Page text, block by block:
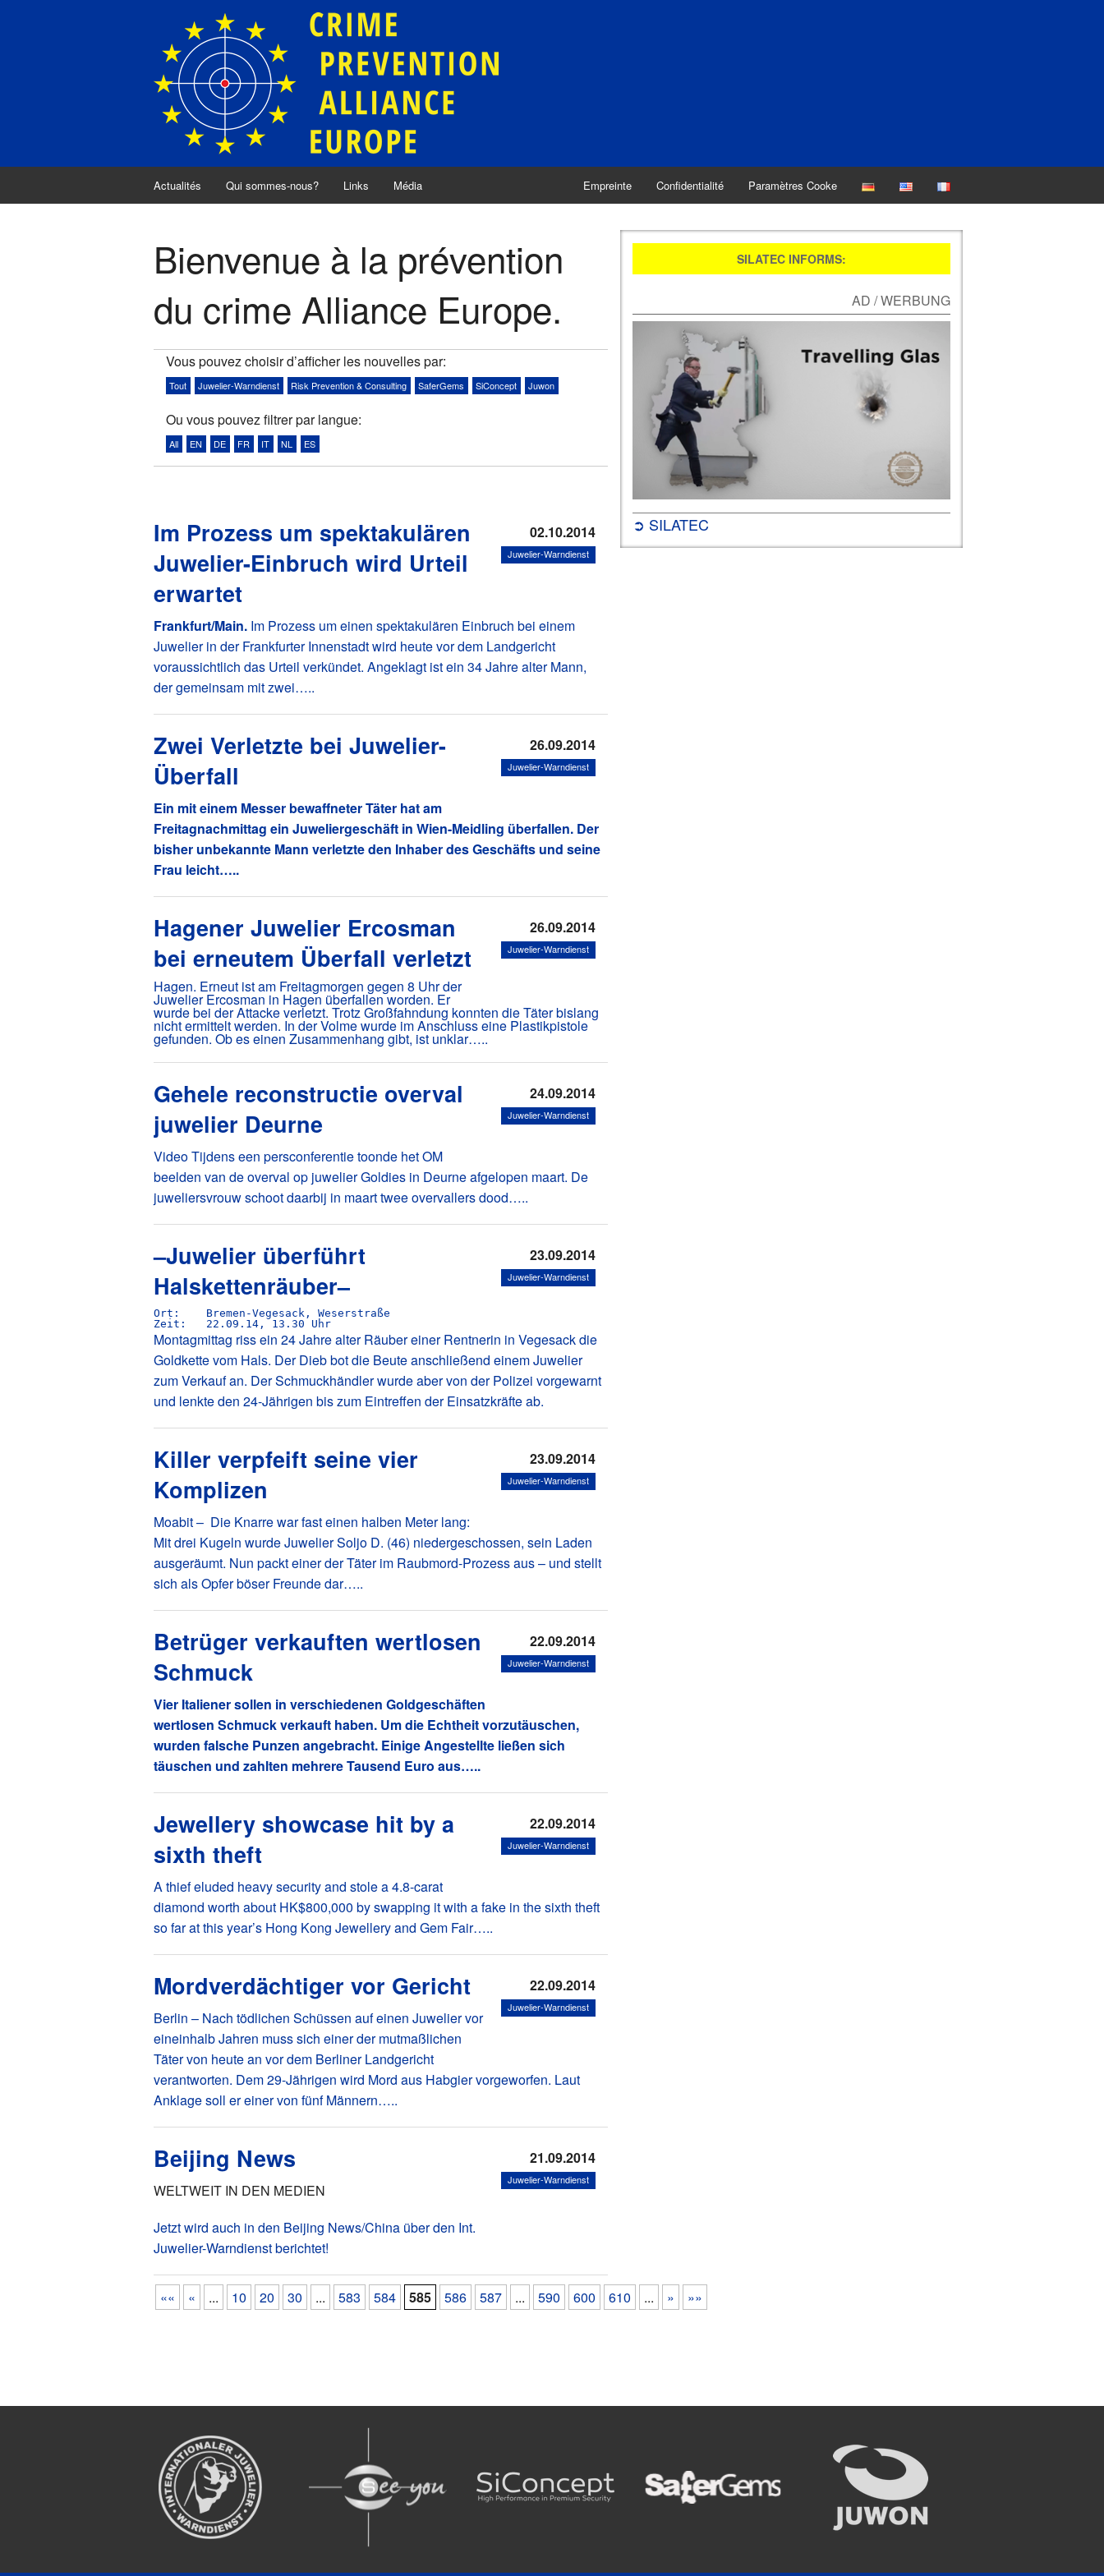
Empreinte Confidentialité Paramètres Cooke
Actualités Qui sommes-nous? Links Média
Bienvenue à la prévention
du crime Alliance Europe.
Vous pouvez choisir d’afficher les nouvelles par:
Tout Juwelier-Warndienst Risk Prevention & Consulting SaferGems SiConcept Juwon
Ou vous pouvez filtrer par langue:
All EN DE FR IT NL ES
02.10.2014
Juwelier-Warndienst
Im Prozess um spektakulären
Juwelier-Einbruch wird Urteil
erwartet
Frankfurt/Main. Im Prozess um einen spektakulären Einbruch bei einem
Juwelier in der Frankfurter Innenstadt wird heute vor dem Landgericht
voraussichtlich das Urteil verkündet. Angeklagt ist ein 34 Jahre alter Mann,
der gemeinsam mit zwei…..
26.09.2014
Juwelier-Warndienst
Zwei Verletzte bei Juwelier-
Überfall
Ein mit einem Messer bewaffneter Täter hat am
Freitagnachmittag ein Juweliergeschäft in Wien-Meidling überfallen. Der
bisher unbekannte Mann verletzte den Inhaber des Geschäfts und seine
Frau leicht…..
26.09.2014
Juwelier-Warndienst
Hagener Juwelier Ercosman
bei erneutem Überfall verletzt
Hagen. Erneut ist am Freitagmorgen gegen 8 Uhr der
Juwelier Ercosman in Hagen überfallen worden. Er
wurde bei der Attacke verletzt. Trotz Großfahndung konnten die Täter bislang
nicht ermittelt werden. In der Volme wurde im Anschluss eine Plastikpistole
gefunden. Ob es einen Zusammenhang gibt, ist unklar…..
24.09.2014
Juwelier-Warndienst
Gehele reconstructie overval
juwelier Deurne
Video Tijdens een persconferentie toonde het OM
beelden van de overval op juwelier Goldies in Deurne afgelopen maart. De
juweliersvrouw schoot daarbij in maart twee overvallers dood…..
23.09.2014
Juwelier-Warndienst
–Juwelier überführt
Halskettenräuber–
Ort: 	Bremen-Vegesack, Weserstraße
Zeit: 	22.09.14, 13.30 Uhr
Montagmittag riss ein 24 Jahre alter Räuber einer Rentnerin in Vegesack die
Goldkette vom Hals. Der Dieb bot die Beute anschließend einem Juwelier
zum Verkauf an. Der Schmuckhändler wurde aber von der Polizei vorgewarnt
und lenkte den 24-Jährigen bis zum Eintreffen der Einsatzkräfte ab.
23.09.2014
Juwelier-Warndienst
Killer verpfeift seine vier
Komplizen
Moabit – Die Knarre war fast einen halben Meter lang:
Mit drei Kugeln wurde Juwelier Soljo D. (46) niedergeschossen, sein Laden
ausgeräumt. Nun packt einer der Täter im Raubmord-Prozess aus – und stellt
sich als Opfer böser Freunde dar…..
22.09.2014
Juwelier-Warndienst
Betrüger verkauften wertlosen
Schmuck
Vier Italiener sollen in verschiedenen Goldgeschäften
wertlosen Schmuck verkauft haben. Um die Echtheit vorzutäuschen,
wurden falsche Punzen angebracht. Einige Angestellte ließen sich
täuschen und zahlten mehrere Tausend Euro aus…..
22.09.2014
Juwelier-Warndienst
Jewellery showcase hit by a
sixth theft
A thief eluded heavy security and stole a 4.8-carat
diamond worth about HK$800,000 by swapping it with a fake in the sixth theft
so far at this year’s Hong Kong Jewellery and Gem Fair…..
22.09.2014
Juwelier-Warndienst
Mordverdächtiger vor Gericht
Berlin – Nach tödlichen Schüssen auf einen Juwelier vor
eineinhalb Jahren muss sich einer der mutmaßlichen
Täter von heute an vor dem Berliner Landgericht
verantworten. Dem 29-Jährigen wird Mord aus Habgier vorgeworfen. Laut
Anklage soll er einer von fünf Männern…..
21.09.2014
Juwelier-Warndienst
Beijing News
WELTWEIT IN DEN MEDIEN
Jetzt wird auch in den Beijing News/China über den Int.
Juwelier-Warndienst berichtet!
«« « ... 10 20 30 ... 583 584 585 586 587 ... 590 600 610 ... » »»
SILATEC INFORMS:
AD / WERBUNG
➲ SILATEC